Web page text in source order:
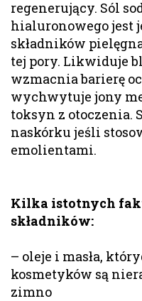
regenerujący. Sól
hialuronowego jest
składników
tej pory. Likwiduje
wzmacnia barierę
wychwytuje jony
toksyn z otoczenia.
naskórku jeśli
emolientami.
Kilka istotnych
składników:
– oleje i masła,
kosmetyków są
zimno